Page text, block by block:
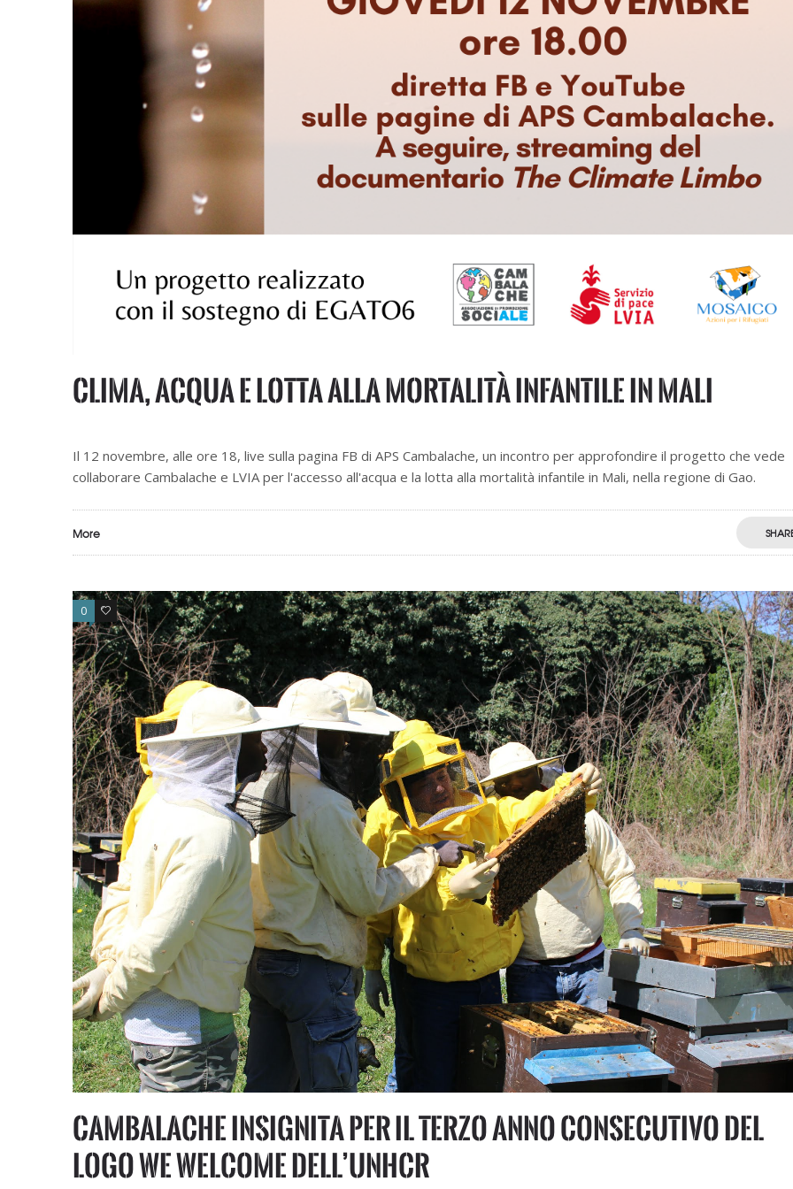
Clima, acqua e lotta alla mortalità infantile in Mali
Il 12 novembre, alle ore 18, live sulla pagina FB di APS Cambalache, un incontro per approfondire il progetto che vede
collaborare Cambalache e LVIA per l'accesso all'acqua e la lotta alla mortalità infantile in Mali, nella regione di Gao.
More
0 0
Cambalache insignita per il terzo anno consecutivo del
logo We Welcome dell’UNHCR